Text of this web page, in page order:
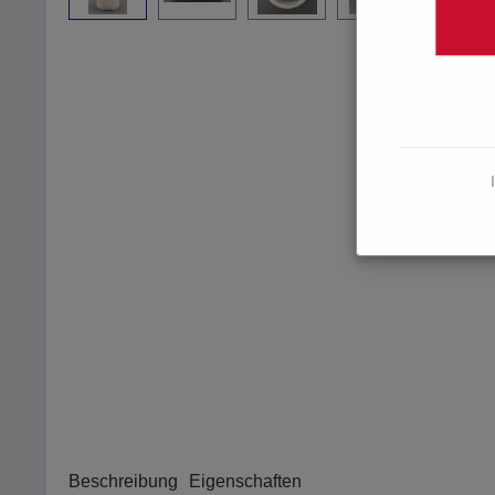
Beschreibung Eigenschaften